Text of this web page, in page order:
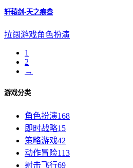
轩辕剑-天之痕叁
拉阔游戏角色扮演
1
2
→
游戏分类
角色扮演168
即时战略15
策略游戏42
动作冒险113
射击飞行69